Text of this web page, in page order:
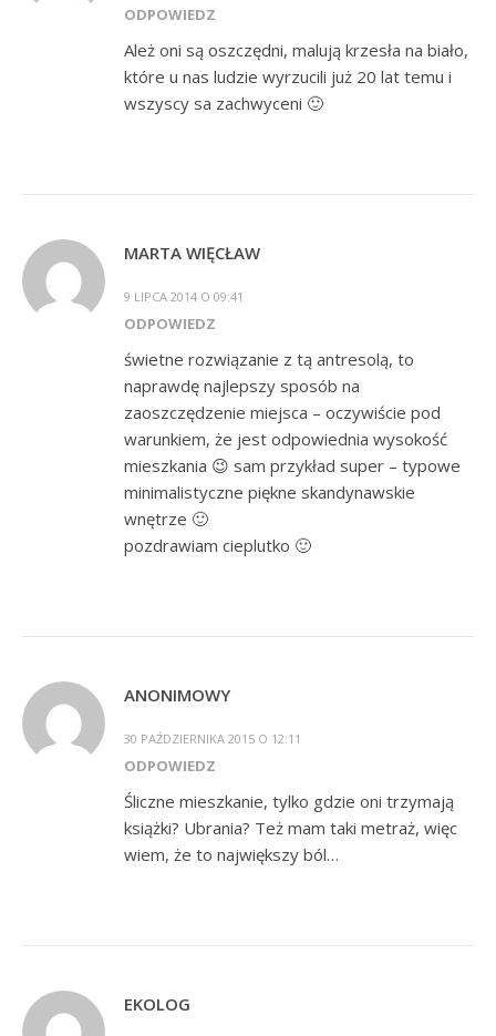
ODPOWIEDZ
Ależ oni są oszczędni, malują krzesła na biało,
które u nas ludzie wyrzucili już 20 lat temu i
wszyscy sa zachwyceni 🙂
MARTA WIĘCŁAW
9 LIPCA 2014 O 09:41
ODPOWIEDZ
świetne rozwiązanie z tą antresolą, to
naprawdę najlepszy sposób na
zaoszczędzenie miejsca – oczywiście pod
warunkiem, że jest odpowiednia wysokość
mieszkania 😉 sam przykład super – typowe
minimalistyczne piękne skandynawskie
wnętrze 🙂
pozdrawiam cieplutko 🙂
ANONIMOWY
30 PAŹDZIERNIKA 2015 O 12:11
ODPOWIEDZ
Śliczne mieszkanie, tylko gdzie oni trzymają
książki? Ubrania? Też mam taki metraż, więc
wiem, że to największy ból…
EKOLOG